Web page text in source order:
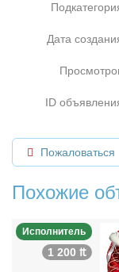
Дата
ID
Пожаловаться
Похожие
Исполнитель
1 200 ₶